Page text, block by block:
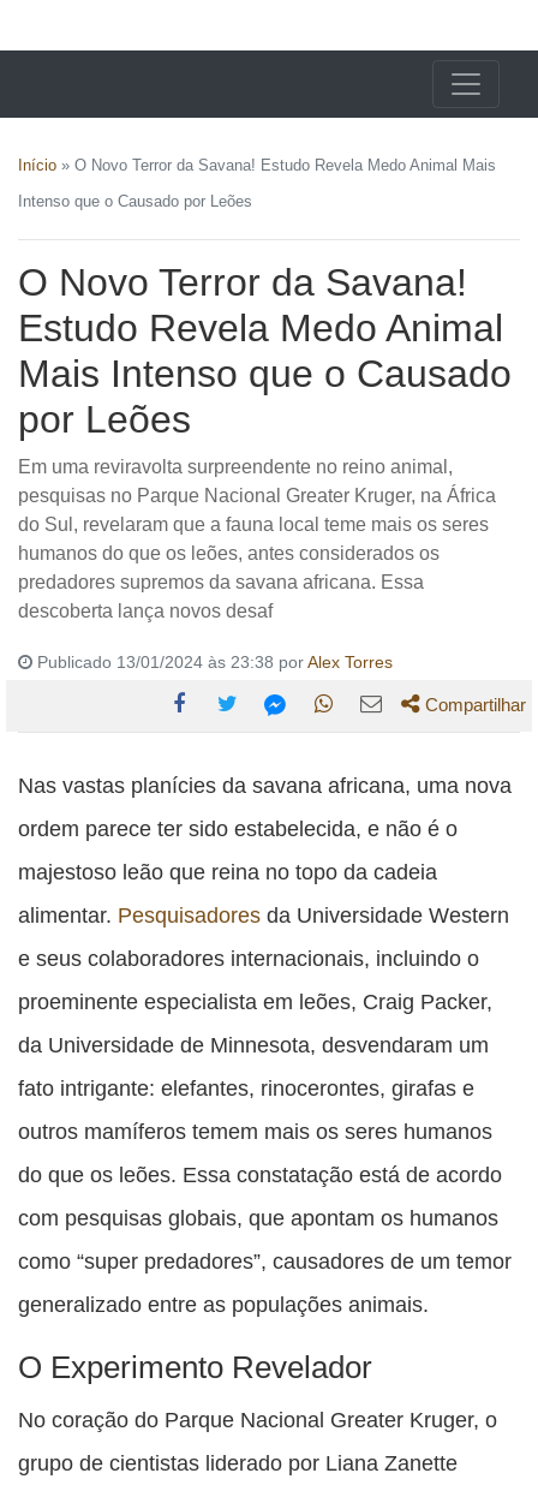
Início » O Novo Terror da Savana! Estudo Revela Medo Animal Mais
Intenso que o Causado por Leões
O Novo Terror da Savana!
Estudo Revela Medo Animal
Mais Intenso que o Causado
por Leões
Em uma reviravolta surpreendente no reino animal,
pesquisas no Parque Nacional Greater Kruger, na África
do Sul, revelaram que a fauna local teme mais os seres
humanos do que os leões, antes considerados os
predadores supremos da savana africana. Essa
descoberta lança novos desaf
Publicado 13/01/2024 às 23:38 porAlex Torres
esta
publicação
Facebook
esta
publicação
esta
publicação
esta
publicação
esta
publicação
Compartilhar
Nas vastas planícies da savana africana, uma nova
ordem parece ter sido estabelecida, e não é o
majestoso leão que reina no topo da cadeia
alimentar. Pesquisadores da Universidade Western
e seus colaboradores internacionais, incluindo o
proeminente especialista em leões, Craig Packer,
da Universidade de Minnesota, desvendaram um
fato intrigante: elefantes, rinocerontes, girafas e
outros mamíferos temem mais os seres humanos
do que os leões. Essa constatação está de acordo
com pesquisas globais, que apontam os humanos
como “super predadores”, causadores de um temor
generalizado entre as populações animais.
O Experimento Revelador
No coração do Parque Nacional Greater Kruger, o
grupo de cientistas liderado por Liana Zanette